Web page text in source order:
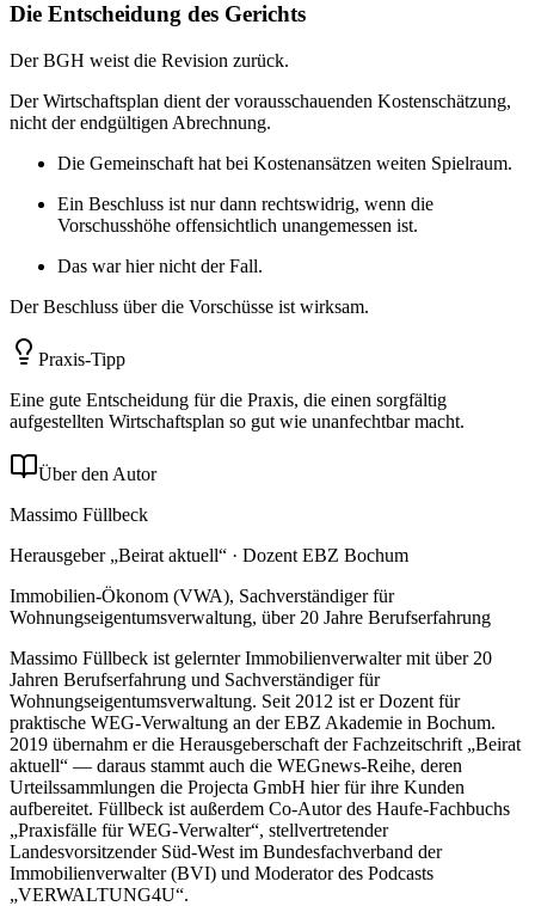
Die Entscheidung des Gerichts
Der BGH weist die Revision zurück.
Der Wirtschaftsplan dient der vorausschauenden Kostenschätzung,
nicht der endgültigen Abrechnung.
Die Gemeinschaft hat bei Kostenansätzen weiten Spielraum.
Ein Beschluss ist nur dann rechtswidrig, wenn die
Vorschusshöhe offensichtlich unangemessen ist.
Das war hier nicht der Fall.
Der Beschluss über die Vorschüsse ist wirksam.
Praxis-Tipp
Eine gute Entscheidung für die Praxis, die einen sorgfältig
aufgestellten Wirtschaftsplan so gut wie unanfechtbar macht.
Über den Autor
Massimo Füllbeck
Herausgeber „Beirat aktuell“ · Dozent EBZ Bochum
Immobilien-Ökonom (VWA), Sachverständiger für
Wohnungseigentumsverwaltung, über 20 Jahre Berufserfahrung
Massimo Füllbeck ist gelernter Immobilienverwalter mit über 20
Jahren Berufserfahrung und Sachverständiger für
Wohnungseigentumsverwaltung. Seit 2012 ist er Dozent für
praktische WEG-Verwaltung an der EBZ Akademie in Bochum.
2019 übernahm er die Herausgeberschaft der Fachzeitschrift „Beirat
aktuell“ — daraus stammt auch die WEGnews-Reihe, deren
Urteilssammlungen die Projecta GmbH hier für ihre Kunden
aufbereitet. Füllbeck ist außerdem Co-Autor des Haufe-Fachbuchs
„Praxisfälle für WEG-Verwalter“, stellvertretender
Landesvorsitzender Süd-West im Bundesfachverband der
Immobilienverwalter (BVI) und Moderator des Podcasts
„VERWALTUNG4U“.